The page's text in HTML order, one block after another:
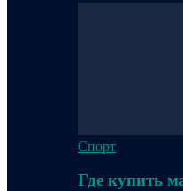
Спорт
Где купить